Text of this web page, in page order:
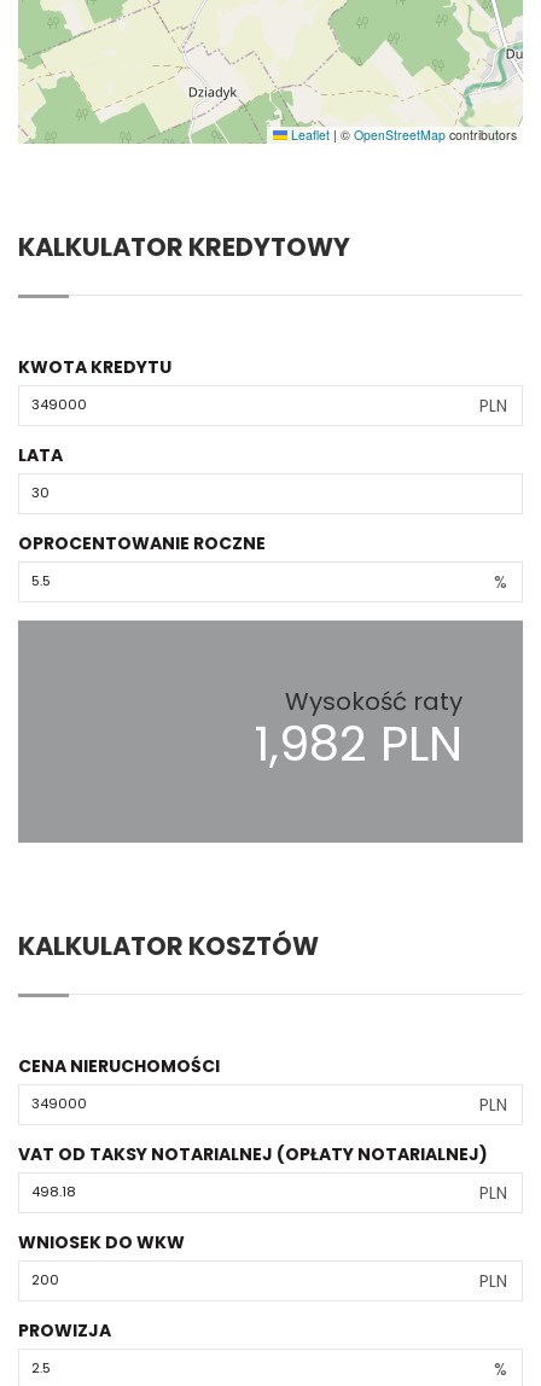
Leaflet | © OpenStreetMap contributors
KALKULATOR KREDYTOWY
KWOTA KREDYTU
PLN
LATA
OPROCENTOWANIE ROCZNE
%
Wysokość raty
1,982 PLN
KALKULATOR KOSZTÓW
CENA NIERUCHOMOŚCI
PLN
VAT OD TAKSY NOTARIALNEJ (OPŁATY NOTARIALNEJ)
PLN
WNIOSEK DO WKW
PLN
PROWIZJA
%